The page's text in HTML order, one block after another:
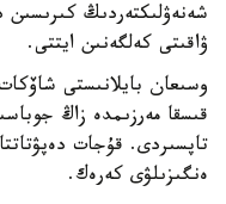
شەنەۋلىكتەردىڭ كىرىسىن
ۋاقىتى كەلگەنىن ايتتى.
وسىعان بايلانىستى
قىسقا مەرزىمدە زاڭ
ەنگىزىلۋى كەرەك.